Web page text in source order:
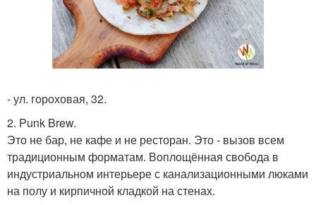
- ул. гороховая, 32.
2. Punk Brew.
Это не бар, не кафе и не ресторан. Это - вызов всем
традиционным форматам. Воплощённая свобода в
индустриальном интерьере с канализационными люками
на полу и кирпичной кладкой на стенах.